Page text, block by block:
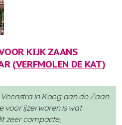
KIJK ZAANS
(VERFMOLEN DE KAT)
in Koog aan de Zaan
voor ijzerwaren is wat
zeer compacte,